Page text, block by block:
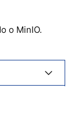
o MinIO.